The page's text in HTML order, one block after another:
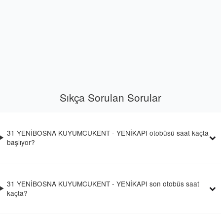
Sıkça Sorulan Sorular
31 YENİBOSNA KUYUMCUKENT - YENİKAPI otobüsü saat kaçta
başlıyor?
31 YENİBOSNA KUYUMCUKENT - YENİKAPI son otobüs saat
kaçta?